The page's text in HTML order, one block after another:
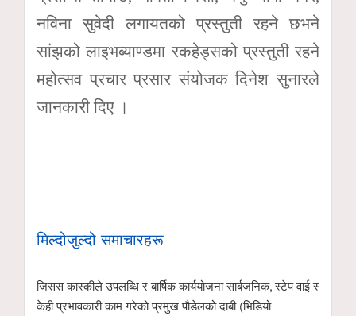
नविना सुवेदी लगायतको प्रस्तुती रहने छभने
सांझको लाइभब्याण्डमा रकहेड्सको प्रस्तुती रहने
महोत्सव प्रचार प्रसार संयोजक दिनेश सुनारले
जानकारी दिए ।
मिल्दोजुल्दो समाचारहरू
जिसस कास्कीले उपलब्धि र बार्षिक कार्ययोजना सार्बजनिक,
केही प्रभावकारी काम गरेको प्रमुख पौडेलको दाबी (भिडियो
स्टेप वाई स्टेप